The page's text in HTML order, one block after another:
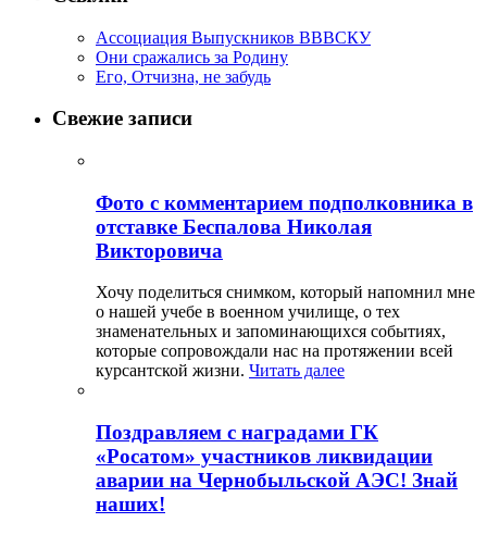
Ассоциация Выпускников ВВВСКУ
Они сражались за Родину
Его, Отчизна, не забудь
Свежие записи
Фото с комментарием подполковника в
отставке Беспалова Николая
Викторовича
Хочу поделиться снимком, который напомнил мне
о нашей учебе в военном училище, о тех
знаменательных и запоминающихся событиях,
которые сопровождали нас на протяжении всей
курсантской жизни. Читать далее
Поздравляем с наградами ГК
«Росатом» участников ликвидации
аварии на Чернобыльской АЭС! Знай
наших!